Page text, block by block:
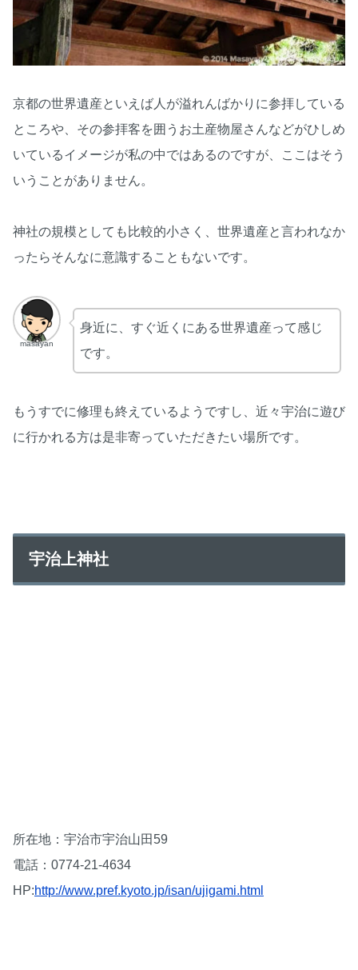
京都の世界遺産といえば人が溢れんばかりに参拝している
ところや、その参拝客を囲うお土産物屋さんなどがひしめ
いているイメージが私の中ではあるのですが、ここはそう
いうことがありません。
神社の規模としても比較的小さく、世界遺産と言われなか
ったらそんなに意識することもないです。
masayan
身近に、すぐ近くにある世界遺産って感じ
です。
もうすでに修理も終えているようですし、近々宇治に遊び
に行かれる方は是非寄っていただきたい場所です。
宇治上神社
所在地：宇治市宇治山田59
電話：0774-21-4634
HP:http://www.pref.kyoto.jp/isan/ujigami.html